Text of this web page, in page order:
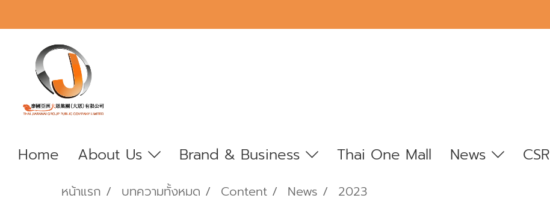
Home About Us Brand & Business Thai One Mall News CSR
หน้าแรก บทความทั้งหมด Content News
2023